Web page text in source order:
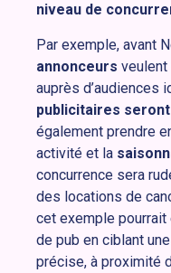
niveau de
Par exemple, avant
annonceurs
auprès d’audiences
publicitaires
également prendre
activité et la
concurrence sera
des locations de
cet exemple pourrait
de pub en ciblant
précise, à proximité